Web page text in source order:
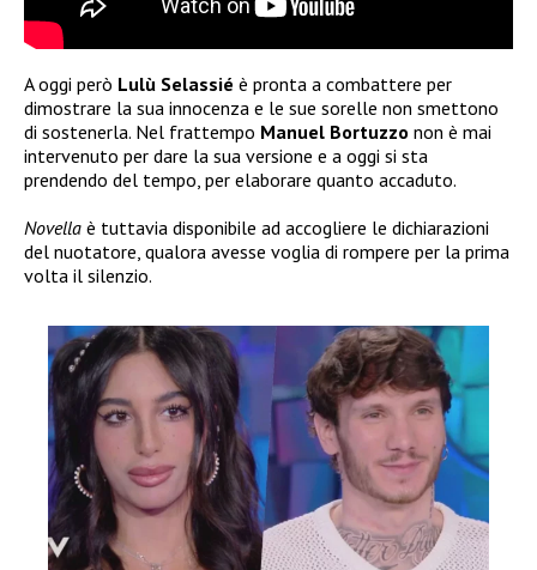
A oggi però Lulù Selassié è pronta a combattere per
dimostrare la sua innocenza e le sue sorelle non smettono
di sostenerla. Nel frattempo Manuel Bortuzzo non è mai
intervenuto per dare la sua versione e a oggi si sta
prendendo del tempo, per elaborare quanto accaduto.
Novella è tuttavia disponibile ad accogliere le dichiarazioni
del nuotatore, qualora avesse voglia di rompere per la prima
volta il silenzio.